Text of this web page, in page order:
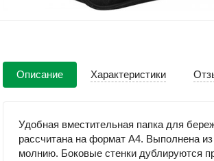
Описание Характеристики
Удобная вместительная папка для
рассчитана на формат А4. Выполнена
молнию. Боковые стенки дублируются